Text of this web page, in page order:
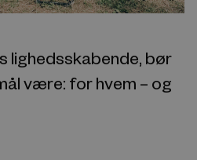
lighedsskabende, bør
være: for hvem – og